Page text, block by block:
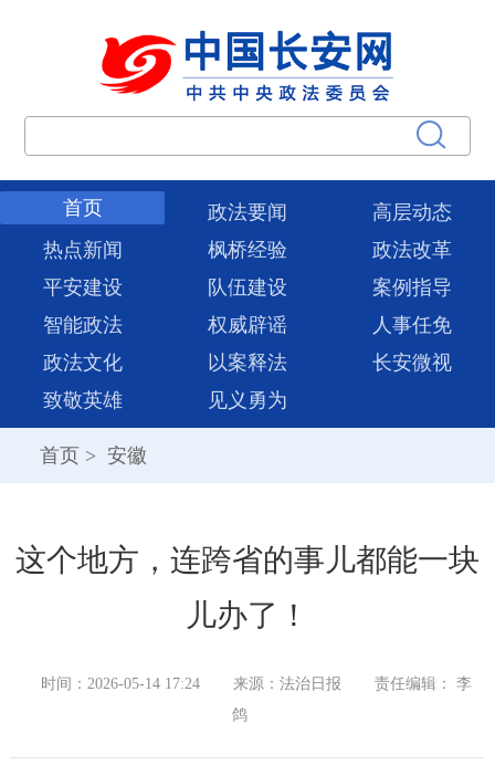
首页 政法要闻
高层动态
热点新闻
枫桥经验
政法改革
平安建设
队伍建设
案例指导
智能政法
权威辟谣
人事任免
政法文化
以案释法
长安微视
致敬英雄
见义勇为
首页 > 安徽
这个地方，连跨省的事儿都能一块
儿办了！
时间：2026-05-14 17:24 来源：法治日报
责任编辑： 李
鸽